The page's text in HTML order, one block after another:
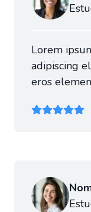
Lorem
adipiscing
eros